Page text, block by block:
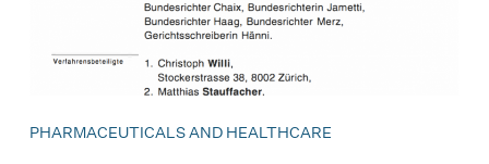
PHARMACEUTICALS AND HEALTHCARE